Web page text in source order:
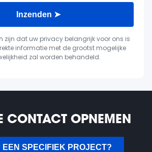
Inzenden ➤
zijn dat uw privacy belangrijk voor ons is
informatie met de grootst mogelijke
zal worden behandeld.
CONTACT OPNEMEN
EEN SPECIFIEK PROJECT?